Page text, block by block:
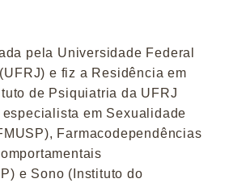
pela Universidade Federal
e fiz a Residência em
de Psiquiatria da UFRJ
em Sexualidade
Farmacodependências
e Sono (Instituto do